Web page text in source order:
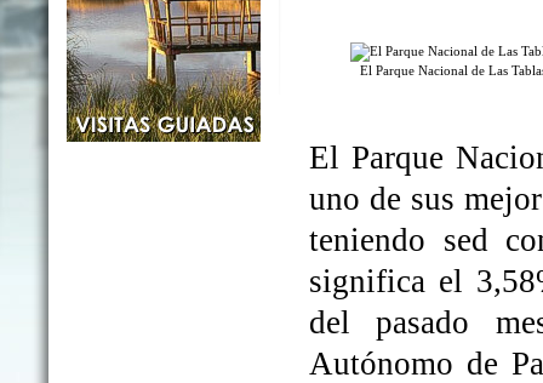
El Parque Nacional de Las
El Parque
uno de sus
teniendo sed
significa el
del pasado
Autónomo de